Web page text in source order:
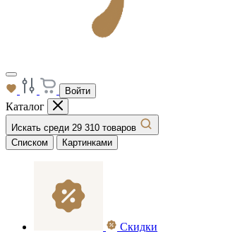
Войти
Каталог
Искать среди 29 310 товаров
Списком
Картинками
Скидки